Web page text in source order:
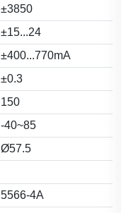
±3850
±15...24
±400...770mA
±0.3
150
-40~85
Ø57.5
5566-4A